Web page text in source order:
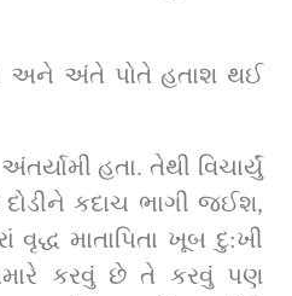
અને અંતે પોતે હતાશ થઈ
હતા. તેથી વિચાર્યું
કદાચ ભાગી જઈશ,
વૃદ્ધ માતાપિતા ખૂબ દુ:ખી
કરવું છે તે કરવું પણ